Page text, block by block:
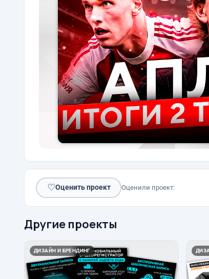
♡Оценить проект Оценили проект:
Другие проекты
ДИЗАЙН И БРЕНДИНГ